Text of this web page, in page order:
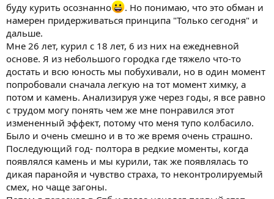
буду курить осознанно
. Но понимаю, что это обман и
намерен придерживаться принципа "Только сегодня" и
дальше.
Мне 26 лет, курил с 18 лет, 6 из них на ежедневной
основе. Я из небольшого городка где тяжело что-то
достать и всю юность мы побухивали, но в один момент
попробовали сначала легкую на тот момент химку, а
потом и камень. Анализируя уже через годы, я все равно
с трудом могу понять чем же мне понравился этот
измененный эффект, потому что меня тупо колбасило.
Было и очень смешно и в то же время очень страшно.
Последующий год- полтора в редкие моменты, когда
появлялся камень и мы курили, так же появлялась то
дикая паранойя и чувство страха, то неконтролируемый
смех, но чаще загоны.